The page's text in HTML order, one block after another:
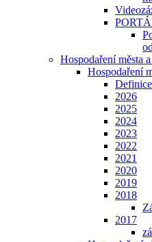
Hospodaření města
Hospodaření
Definice
2026
2025
2024
2023
2022
2021
2020
2019
2018
2017